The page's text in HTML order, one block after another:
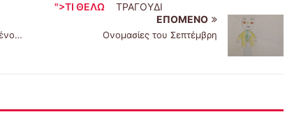
ΣΤ΄2 ">ΤΙ ΘΕΛΩ ΤΡΑΓΟΥΔΙ
ΕΠΌΜΕΝΟ
Ονομασίες του Σεπτέμβρη